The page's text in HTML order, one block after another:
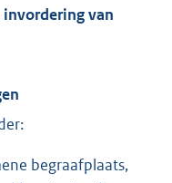
van
begraafplaats,